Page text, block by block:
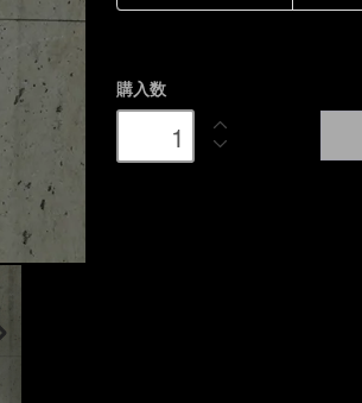
購入数